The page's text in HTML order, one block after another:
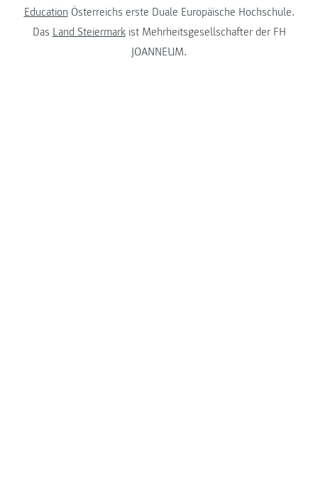
Education Österreichs erste Duale Europäische Hochschule.
Das Land Steiermarkist Mehrheitsgesellschafter der FH
JOANNEUM.